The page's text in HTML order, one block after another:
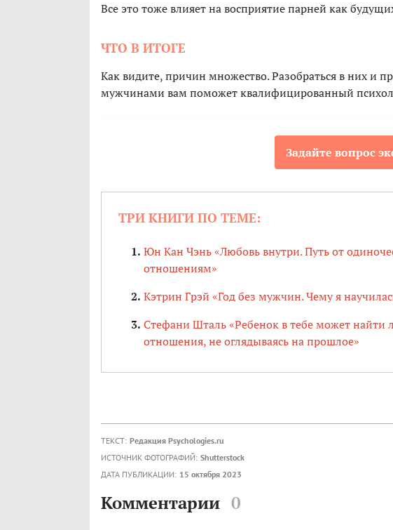
Все это тоже влияет на восприятие парней как
ЧТО В ИТОГЕ
Как видите, причин множество. Разобраться в них и
мужчинами вам поможет квалифицированный
Задайте вопрос
ТРИ КНИГИ ПО ТЕМЕ:
Юн Кан Чэнь «Любовь внутри. Путь от
отношениям»
Кэтрин Грэй «Год без мужчин. Чему я
Стефани Шталь «Ребенок в тебе может найти
отношения, не оглядываясь на прошлое»
ТЕКСТ: Редакция Psychologies.ru
ИСТОЧНИК ФОТОГРАФИЙ: Shutterstock
ДАТА ПУБЛИКАЦИИ: 15 октября 2023
Комментарии 0